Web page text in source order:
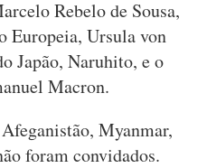
Rebelo de Sousa,
Europeia, Ursula von
Japão, Naruhito, e o
Macron.
Myanmar,
foram convidados.